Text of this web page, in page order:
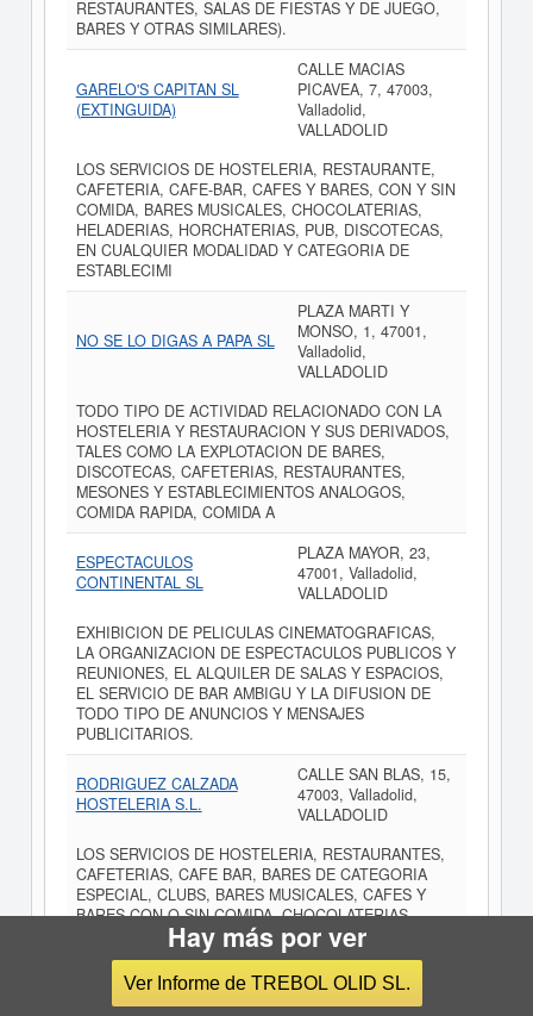
RESTAURANTES, SALAS DE FIESTAS Y DE JUEGO,
BARES Y OTRAS SIMILARES).
GARELO'S CAPITAN SL
(EXTINGUIDA)
CALLE MACIAS
PICAVEA, 7, 47003,
Valladolid,
VALLADOLID
LOS SERVICIOS DE HOSTELERIA, RESTAURANTE,
CAFETERIA, CAFE-BAR, CAFES Y BARES, CON Y SIN
COMIDA, BARES MUSICALES, CHOCOLATERIAS,
HELADERIAS, HORCHATERIAS, PUB, DISCOTECAS,
EN CUALQUIER MODALIDAD Y CATEGORIA DE
ESTABLECIMI
NO SE LO DIGAS A PAPA SL
PLAZA MARTI Y
MONSO, 1, 47001,
Valladolid,
VALLADOLID
TODO TIPO DE ACTIVIDAD RELACIONADO CON LA
HOSTELERIA Y RESTAURACION Y SUS DERIVADOS,
TALES COMO LA EXPLOTACION DE BARES,
DISCOTECAS, CAFETERIAS, RESTAURANTES,
MESONES Y ESTABLECIMIENTOS ANALOGOS,
COMIDA RAPIDA, COMIDA A
ESPECTACULOS
CONTINENTAL SL
PLAZA MAYOR, 23,
47001, Valladolid,
VALLADOLID
EXHIBICION DE PELICULAS CINEMATOGRAFICAS,
LA ORGANIZACION DE ESPECTACULOS PUBLICOS Y
REUNIONES, EL ALQUILER DE SALAS Y ESPACIOS,
EL SERVICIO DE BAR AMBIGU Y LA DIFUSION DE
TODO TIPO DE ANUNCIOS Y MENSAJES
PUBLICITARIOS.
RODRIGUEZ CALZADA
HOSTELERIA S.L.
CALLE SAN BLAS, 15,
47003, Valladolid,
VALLADOLID
LOS SERVICIOS DE HOSTELERIA, RESTAURANTES,
CAFETERIAS, CAFE BAR, BARES DE CATEGORIA
ESPECIAL, CLUBS, BARES MUSICALES, CAFES Y
BARES CON O SIN COMIDA, CHOCOLATERIAS,
HELADERIAS, HORCHATERIAS, PUBS, DISCOTECAS,
EN CUALQUIE
CALLE PERU, 5,
Hay más por ver
Ver Informe de TREBOL OLID SL.